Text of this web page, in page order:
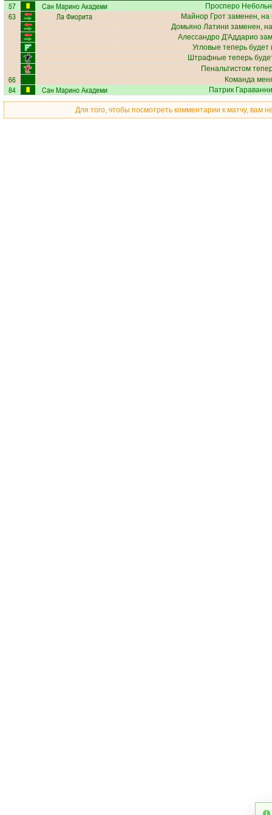
57 Сан Марино Академи Просперо
63 Ла Фиорита Майнор Гротзаменен, на
Домьяно Латини заменен,
Алессандро Д'Аддарио
Угловые теперь
Штрафные теперь
Пенальтистом
66 Команда
84 Сан Марино Академи Патрик Гараванни
Для того, чтобы посмотреть комментарии к матчу, вам